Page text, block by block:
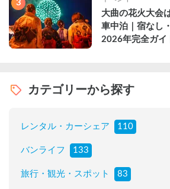
3
大曲の花火大会
車中泊｜宿なし
2026年完全ガイ
カテゴリーから探す
レンタル・カーシェア 110
バンライフ 133
旅行・観光・スポット 83